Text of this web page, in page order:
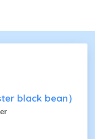
black bean）